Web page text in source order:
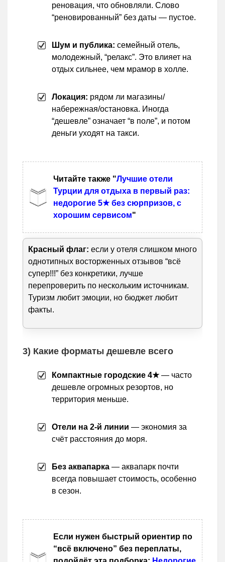
реновация, что обновляли. Слово
“реновированный” без даты — пустое.
Шум и публика: семейный отель,
молодежный, “релакс”. Это влияет на
отдых сильнее, чем мрамор в холле.
Локация: рядом ли магазины/
набережная/остановка. Иногда
“дешевле” означает “в поле”, и потом
деньги уходят на такси.
Читайте также "Лучшие отели
Турции для отдыха в первый раз:
недорогие 5★ без сюрпризов, с
хорошим сервисом"
Красный флаг: если у отеля слишком много
однотипных восторженных отзывов “всё
супер!!!” без конкретики, лучше
перепроверить по нескольким источникам.
Туризм любит эмоции, но бюджет любит
факты.
3) Какие форматы дешевле всего
Компактные городские 4★— часто
дешевле огромных резортов, но
территория меньше.
Отели на 2-й линии — экономия за
счёт расстояния до моря.
Без аквапарка — аквапарк почти
всегда повышает стоимость, особенно
в сезон.
Если нужен быстрый ориентир по
“всё включено” без переплаты,